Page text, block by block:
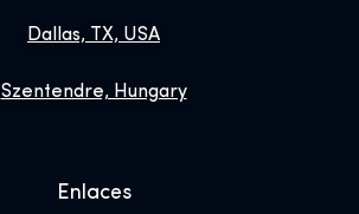
Dallas, TX, USA
Szentendre, Hungary
Enlaces